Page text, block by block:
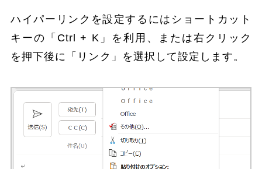
ハイパーリンクを設定するにはショートカット
キーの「Ctrl + K」を利用、または右クリック
を押下後に「リンク」を選択して設定します。